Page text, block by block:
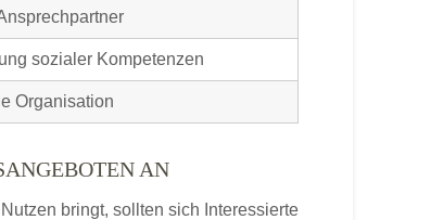
sozialer Kompetenzen
Organisation
AN
bringt, sollten sich Interessierte